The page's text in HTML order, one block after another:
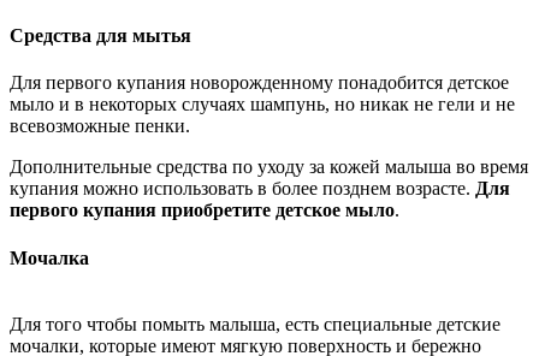
Средства для мытья
Для первого купания новорожденному понадобится детское
мыло и в некоторых случаях шампунь, но никак не гели и не
всевозможные пенки.
Дополнительные средства по уходу за кожей малыша во время
купания можно использовать в более позднем возрасте. Для
первого купания приобретите детское мыло.
Мочалка
Для того чтобы помыть малыша, есть специальные детские
мочалки, которые имеют мягкую поверхность и бережно